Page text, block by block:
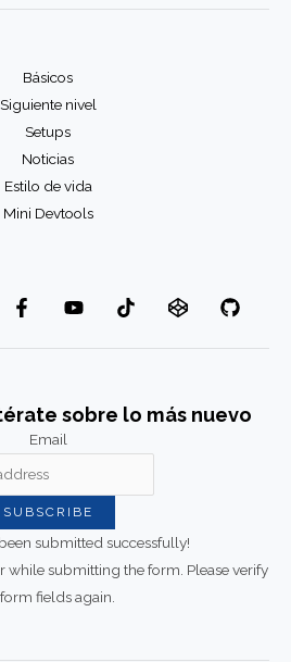
Básicos
Siguiente nivel
Setups
Noticias
Estilo de vida
Mini Devtools
sobre lo más nuevo
Email
SUBSCRIBE
submitted successfully!
while submitting the form. Please verify
fields again.